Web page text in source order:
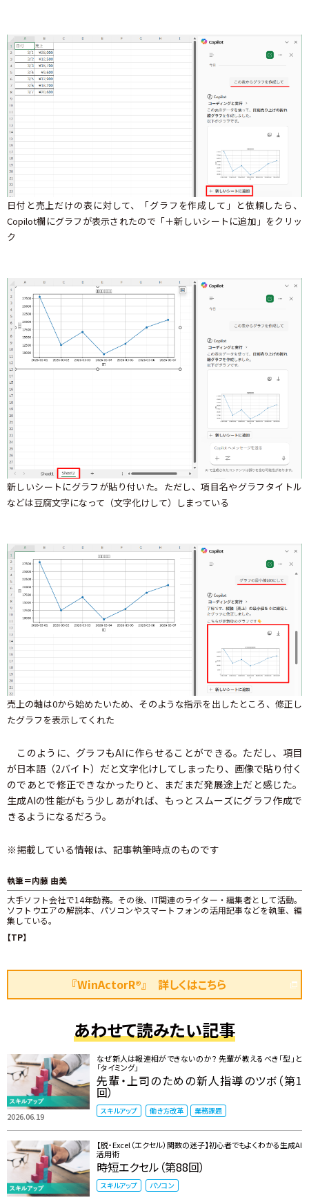
日付と売上だけの表に対して、「グラフを作成して」と依頼したら、
Copilot欄にグラフが表示されたので「＋新しいシートに追加」をクリッ
ク
新しいシートにグラフが貼り付いた。ただし、項目名やグラフタイトル
などは豆腐文字になって（文字化けして）しまっている
売上の軸は0から始めたいため、そのような指示を出したところ、修正し
たグラフを表示してくれた
このように、グラフもAIに作らせることができる。ただし、項目
が日本語（2バイト）だと文字化けしてしまったり、画像で貼り付く
のであとで修正できなかったりと、まだまだ発展途上だと感じた。
生成AIの性能がもう少しあがれば、もっとスムーズにグラフ作成で
きるようになるだろう。
※掲載している情報は、記事執筆時点のものです
執筆＝内藤 由美
大手ソフト会社で14年勤務。その後、IT関連のライター・編集者として活動。
ソフトウエアの解説本、パソコンやスマートフォンの活用記事などを執筆、編
集している。
【TP】
『WinActorR®』 詳しくはこちら
あわせて読みたい記事
2026.06.19
なぜ新人は報連相ができないのか？ 先輩が教えるべき「型」と
「タイミング」
先輩・上司のための新人指導のツボ（第1
回）
スキルアップ 働き方改革 業務課題
【脱・Excel（エクセル）関数の迷子】初心者でもよくわかる生成AI
活用術
時短エクセル（第88回）
スキルアップ パソコン